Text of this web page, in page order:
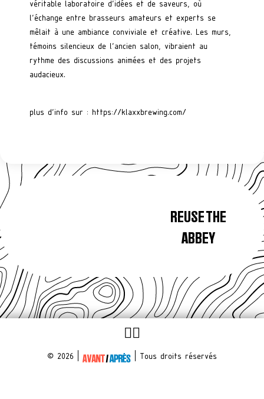
véritable laboratoire d’idées et de saveurs, où
l’échange entre brasseurs amateurs et experts se
mêlait à une ambiance conviviale et créative. Les murs,
témoins silencieux de l’ancien salon, vibraient au
rythme des discussions animées et des projets
audacieux.
plus d’info sur : https://klaxxbrewing.com/
Navigation
de
l’article
REUSE THE
ABBEY
© 2026 | | Tous droits réservés